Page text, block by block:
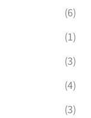
(6)
(1)
(3)
(4)
(3)